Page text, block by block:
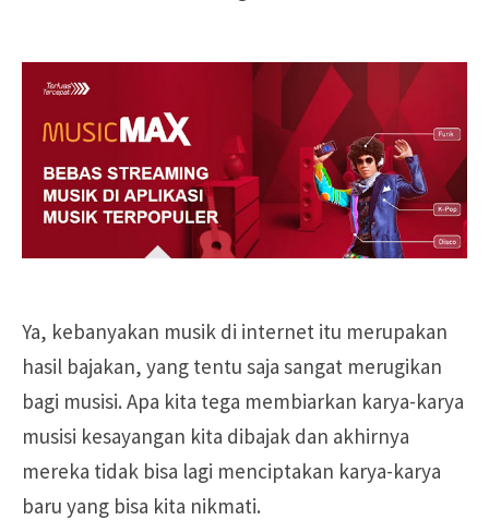
Ya, kebanyakan musik di internet itu merupakan
hasil bajakan, yang tentu saja sangat merugikan
bagi musisi. Apa kita tega membiarkan karya-karya
musisi kesayangan kita dibajak dan akhirnya
mereka tidak bisa lagi menciptakan karya-karya
baru yang bisa kita nikmati.